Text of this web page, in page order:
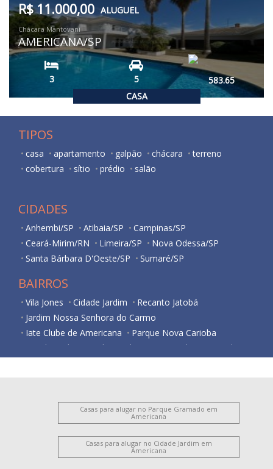
CASA
R$ 11.000,00 ALUGUEL
Chácara Mantovani
AMERICANA/SP
3 5 583.65
TIPOS
casa apartamento galpão chácara
terreno
cobertura
sítio prédio salão
CIDADES
Anhembi/SP Atibaia/SP
Campinas/SP
Ceará-Mirim/RN
Limeira/SP
Nova Odessa/SP
Santa Bárbara D'Oeste/SP
Sumaré/SP
BAIRROS
Vila Jones Cidade Jardim
Recanto Jatobá
Jardim Nossa Senhora do Carmo
Iate Clube de Americana
Parque Nova Carioba
Residencial Horto Florestal Jacyra I
Jardim Imperador
Jardim Bertoni
Iate Clube de Campinas
Parque Gramado
Antônio Zanaga Ii
Vila Cordenonsi
Chácara Machadinho II
Jardim Brasil
Vila Mariana
Jardim Glória
Jardim Lizandra
Casas para alugar no Parque Gramado em
Americana
Casas para alugar no Cidade Jardim em
Americana